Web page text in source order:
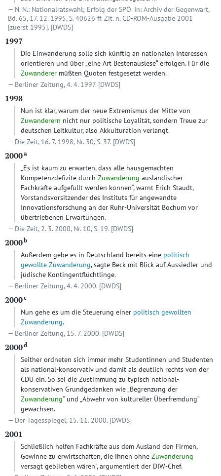
N. N.: Nationalratswahl; Erfolg der SPÖ. In: Archiv der Gegenwart,
Bd. 65, 17. 12. 1995, S. 40626 ff. Zit. n. CD-ROM-Ausgabe 2001
[zuerst 1995]. [DWDS]
1997
Die Einwanderung solle sich künftig an nationalen Interessen
orientieren und über „eine Art Bestenauslese“ erfolgen. Für die
Zuwanderer müßten Quoten festgesetzt werden.
Berliner Zeitung, 4. 4. 1997. [DWDS]
1998
Nun ist klar, warum der neue Extremismus der Mitte von
Zuwanderern nicht nur politische Loyalität, sondern Treue zur
deutschen Leitkultur, also Akkulturation verlangt.
Die Zeit, 16. 7. 1998, Nr. 30, S. 37. [DWDS]
2000a
„Es ist kaum zu erwarten, dass alle hausgemachten
Kompetenzdefizite durch Zuwanderung ausländischer
Fachkräfte aufgefüllt werden können“, warnt Erich Staudt,
Vorstandsvorsitzender des Instituts für angewandte
Innovationsforschung an der Ruhr-Universität Bochum vor
übertriebenen Erwartungen.
Die Zeit, 2. 3. 2000, Nr. 10, S. 19. [DWDS]
2000b
Außerdem gebe es in Deutschland bereits eine politisch
gewollte Zuwanderung, sagte Beck mit Blick auf Aussiedler und
jüdische Kontingentflüchtlinge.
Berliner Zeitung, 4. 4. 2000. [DWDS]
2000c
Nun gehe es um die Steuerung einer politisch gewollten
Zuwanderung.
Berliner Zeitung, 15. 7. 2000. [DWDS]
2000d
Seither ordneten sich immer mehr Studentinnen und Studenten
als national-konservativ und damit als deutlich rechts von der
CDU ein. So sei die Zustimmung zu typisch national-
konservativen Grundgedanken wie „Begrenzung der
Zuwanderung“ und „Abwehr von kultureller Überfremdung“
gewachsen.
Der Tagesspiegel, 15. 11. 2000. [DWDS]
2001
Schließlich helfen Fachkräfte aus dem Ausland den Firmen,
Gewinne zu erwirtschaften, die ihnen ohne Zuwanderung
versagt geblieben wären", argumentiert der DIW-Chef.